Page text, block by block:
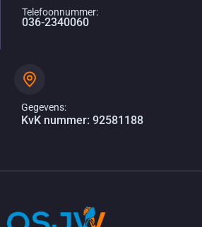
Telefoonnummer:
036-2340060
Gegevens:
KvK nummer: 92581188